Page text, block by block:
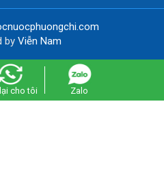
by Viễn Nam
cho tôi Zalo